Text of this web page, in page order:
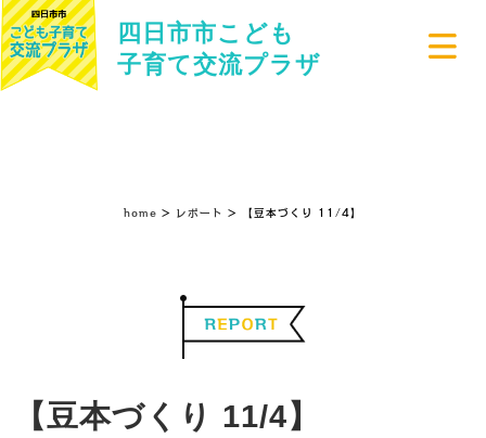
四日市市こども
子育て交流プラザ
home > レポート > 【豆本づくり 11/4】
【豆本づくり 11/4】